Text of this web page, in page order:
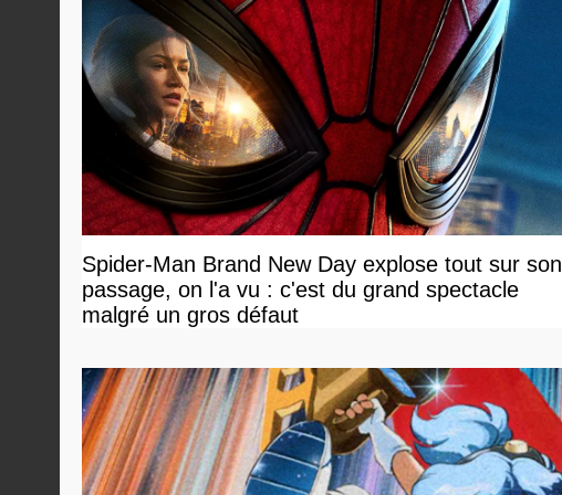
Spider-Man Brand New Day explose tout sur son
passage, on l'a vu : c'est du grand spectacle
malgré un gros défaut